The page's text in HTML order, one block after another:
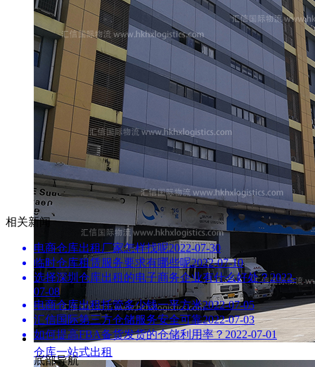
仓库一站式出租
相关新闻
电商仓库出租厂家怎样找呢2022-07-30
临时仓库租赁服务要求有哪些呢2022-07-10
选择深圳仓库出租的电子商务企业有什么好处？2022-
07-08
电商仓库出租托管多少钱一平方米2022-07-05
汇信国际第三方仓储服务安全可靠2022-07-03
如何提高FBA备货发货的仓储利用率？2022-07-01
底部导航